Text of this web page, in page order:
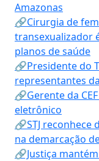
Amazonas
🔗Cirurgia de
transexualizador
planos de saúde
🔗Presidente do
representantes
🔗Gerente da
eletrônico
🔗STJ reconhece
na demarcação
🔗Justiça